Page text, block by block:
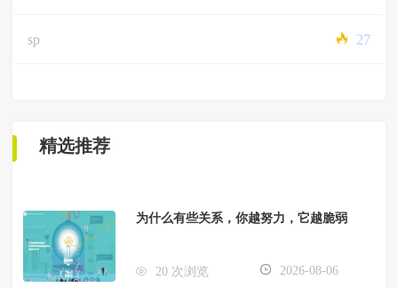
sp 27
精选推荐
为什么有些关系，你越努力，它越脆弱
20 次浏览 2026-08-06